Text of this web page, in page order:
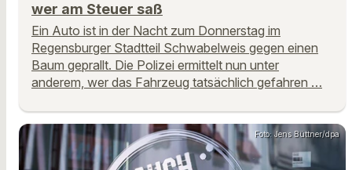
wer am Steuer saß
Ein Auto ist in der Nacht zum Donnerstag im
Regensburger Stadtteil Schwabelweis gegen einen
Baum geprallt. Die Polizei ermittelt nun unter
anderem, wer das Fahrzeug tatsächlich gefahren …
Foto: Jens Büttner/dpa